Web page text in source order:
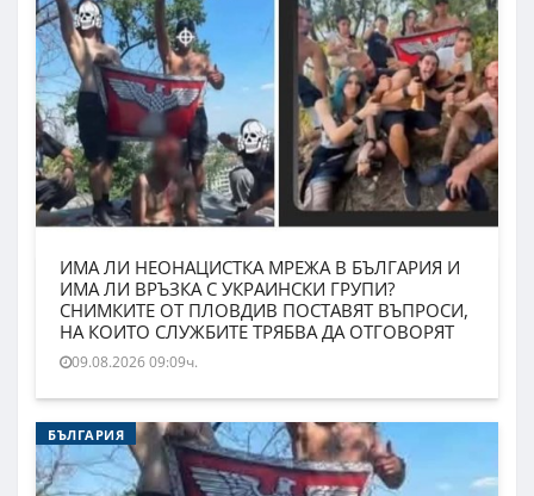
ИМА ЛИ НЕОНАЦИСТКА МРЕЖА В БЪЛГАРИЯ И
ИМА ЛИ ВРЪЗКА С УКРАИНСКИ ГРУПИ?
СНИМКИТЕ ОТ ПЛОВДИВ ПОСТАВЯТ ВЪПРОСИ,
НА КОИТО СЛУЖБИТЕ ТРЯБВА ДА ОТГОВОРЯТ
09.08.2026 09:09ч.
БЪЛГАРИЯ